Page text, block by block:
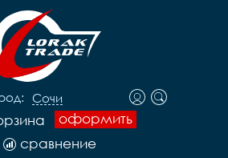
Сочи
оформить
сравнение